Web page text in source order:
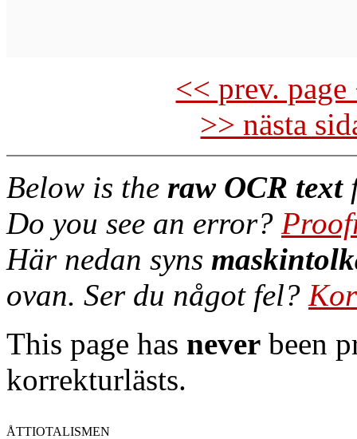
<< prev.
>> nästa
Below is the raw OCR text
Do you see an error?
Här nedan syns
ovan. Ser du något fel?
This page has never been
korrekturlästs.
ÅTTIOTALISMEN